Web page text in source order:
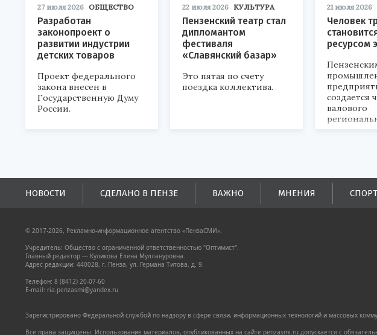
27 июля 2026 ОБЩЕСТВО
Разработан
законопроект о
развитии индустрии
детских товаров
Проект федерального
закона внесен в
Государственную Думу
России.
22 июля 2026 КУЛЬТУРА
Пензенский театр стал
дипломантом
фестиваля
«Славянский базар»
Это пятая по счету
поездка коллектива.
21 июля 2026
Человек
ресурсом
создается
валового
продукта и
НОВОСТИ СДЕЛАНО В ПЕНЗЕ ВАЖНО МНЕНИЯ СПОРТ
© 2017-2026, Рекламно-информационное агентство «ПензаСМИ».
Учредитель: Общество с ограниченной ответственностью "Оптимист".
Главный редактор — Куликова Елена Муллануровна.
Адрес редакции: 440028, г. Пенза, ул. Германа Титова, д. 9.
Телефон: 8 (8412) 20-07-60
E-mail: ria.penzasmi@yandex.ru
Зарегистрировано Федеральной службой по надзору в сфере связи, информационных технологий и массовых
Все права защищены. Использование материалов, опубликованных на сайте penzasmi.ru допускается с